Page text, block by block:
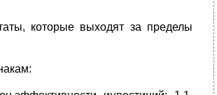
которые выходят за пределы